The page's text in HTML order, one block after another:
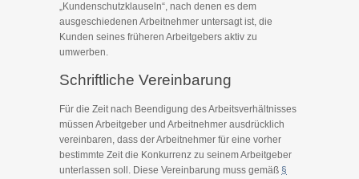
„Kundenschutzklauseln“, nach denen es dem
ausgeschiedenen Arbeitnehmer untersagt ist, die
Kunden seines früheren Arbeitgebers aktiv zu
umwerben.
Schriftliche Vereinbarung
Für die Zeit nach Beendigung des Arbeitsverhältnisses
müssen Arbeitgeber und Arbeitnehmer ausdrücklich
vereinbaren, dass der Arbeitnehmer für eine vorher
bestimmte Zeit die Konkurrenz zu seinem Arbeitgeber
unterlassen soll. Diese Vereinbarung muss gemäß §